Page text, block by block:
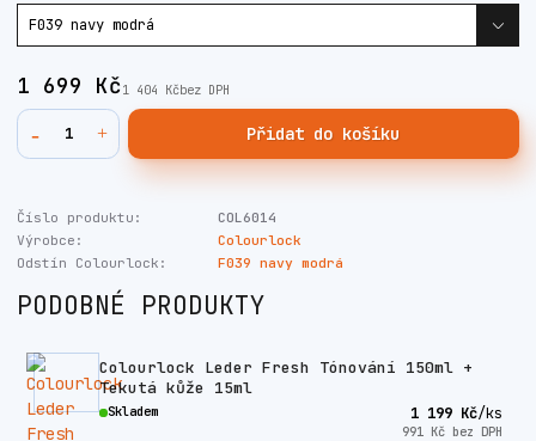
1 699 Kč1 404 Kčbez DPH
Přidat do košíku
Číslo produktu:
COL6014
Výrobce:
Colourlock
Odstín Colourlock:
F039 navy modrá
PODOBNÉ PRODUKTY
Colourlock Leder Fresh Tónování 150ml +
Tekutá kůže 15ml
1 199 Kč/ks
991 Kč bez DPH
Skladem